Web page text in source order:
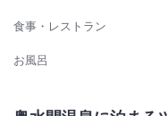
食事・レストラン
お風呂